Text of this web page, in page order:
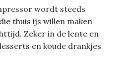
wordt steeds
thuis ijs willen maken
Zeker in de lente en
en koude drankjes